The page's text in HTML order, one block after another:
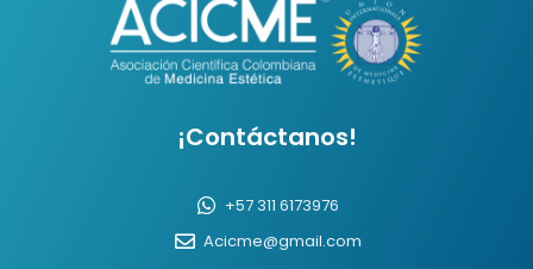
¡Contáctanos!
+57 311 6173976
Acicme@gmail.com